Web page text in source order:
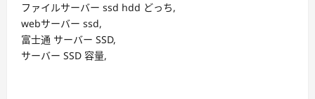
ファイルサーバー ssd hdd どっち,
webサーバー ssd,
富士通 サーバー SSD,
サーバー SSD 容量,